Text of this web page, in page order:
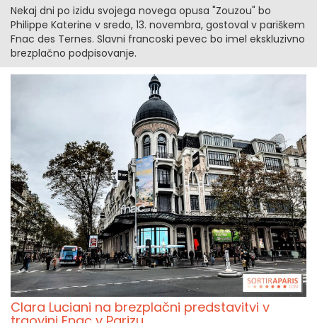
Nekaj dni po izidu svojega novega opusa "Zouzou" bo
Philippe Katerine v sredo, 13. novembra, gostoval v pariškem
Fnac des Ternes. Slavni francoski pevec bo imel ekskluzivno
brezplačno podpisovanje.
Clara Luciani na brezplačni predstavitvi v